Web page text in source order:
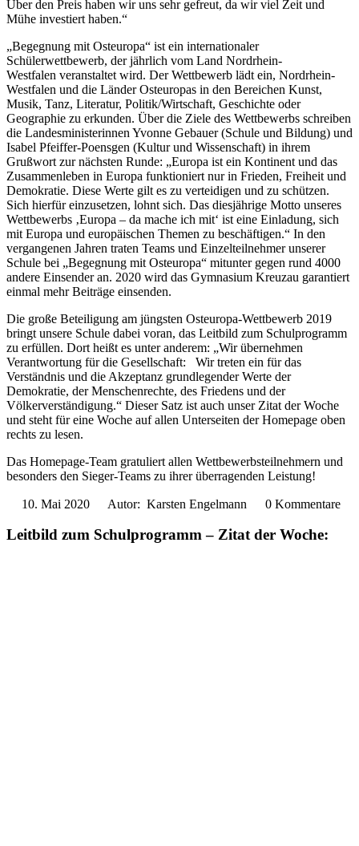
Über den Preis haben wir uns sehr gefreut, da wir viel Zeit und
Mühe investiert haben.“
„Begegnung mit Osteuropa“ ist ein internationaler
Schülerwettbewerb, der jährlich vom Land Nordrhein-
Westfalen veranstaltet wird. Der Wettbewerb lädt ein, Nordrhein-
Westfalen und die Länder Osteuropas in den Bereichen Kunst,
Musik, Tanz, Literatur, Politik/Wirtschaft, Geschichte oder
Geographie zu erkunden. Über die Ziele des Wettbewerbs schreiben
die Landesministerinnen Yvonne Gebauer (Schule und Bildung) und
Isabel Pfeiffer-Poensgen (Kultur und Wissenschaft) in ihrem
Grußwort zur nächsten Runde: „Europa ist ein Kontinent und das
Zusammenleben in Europa funktioniert nur in Frieden, Freiheit und
Demokratie. Diese Werte gilt es zu verteidigen und zu schützen.
Sich hierfür einzusetzen, lohnt sich. Das diesjährige Motto unseres
Wettbewerbs ‚Europa – da mache ich mit‘ ist eine Einladung, sich
mit Europa und europäischen Themen zu beschäftigen.“ In den
vergangenen Jahren traten Teams und Einzelteilnehmer unserer
Schule bei „Begegnung mit Osteuropa“ mitunter gegen rund 4000
andere Einsender an. 2020 wird das Gymnasium Kreuzau garantiert
einmal mehr Beiträge einsenden.
Die große Beteiligung am jüngsten Osteuropa-Wettbewerb 2019
bringt unsere Schule dabei voran, das Leitbild zum Schulprogramm
zu erfüllen. Dort heißt es unter anderem: „Wir übernehmen
Verantwortung für die Gesellschaft: Wir treten ein für das
Verständnis und die Akzeptanz grundlegender Werte der
Demokratie, der Menschenrechte, des Friedens und der
Völkerverständigung.“ Dieser Satz ist auch unser Zitat der Woche
und steht für eine Woche auf allen Unterseiten der Homepage oben
rechts zu lesen.
Das Homepage-Team gratuliert allen Wettbewerbsteilnehmern und
besonders den Sieger-Teams zu ihrer überragenden Leistung!
10. Mai 2020 Autor: Karsten Engelmann 0 Kommentare
Leitbild zum Schulprogramm – Zitat der Woche: